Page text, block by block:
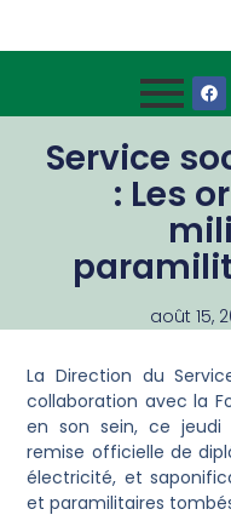
Service
: Les
août 15,
La Direction du
collaboration avec la
en son sein, ce jeudi
remise officielle de
électricité, et
et paramilitaires